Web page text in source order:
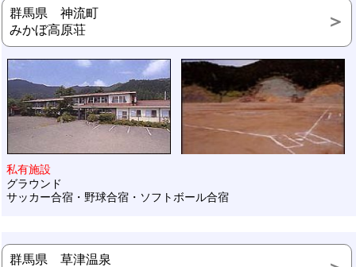
群馬県 神流町
みかぼ高原荘
私有施設
グラウンド
サッカー合宿・野球合宿・ソフトボール合宿
群馬県 草津温泉